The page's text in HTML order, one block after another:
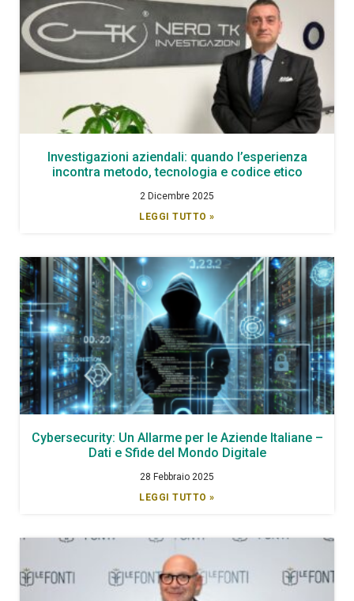
Investigazioni aziendali: quando l’esperienza
incontra metodo, tecnologia e codice etico
2 Dicembre 2025
LEGGI TUTTO »
Cybersecurity: Un Allarme per le Aziende Italiane –
Dati e Sfide del Mondo Digitale
28 Febbraio 2025
LEGGI TUTTO »